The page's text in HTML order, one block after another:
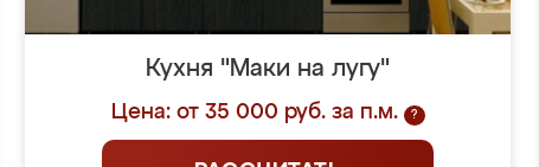
Кухня "Маки на лугу"
Цена: от 35 000 руб. за п.м. ?